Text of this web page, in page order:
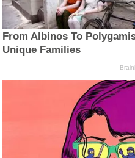
From Albinos To
Unique Families